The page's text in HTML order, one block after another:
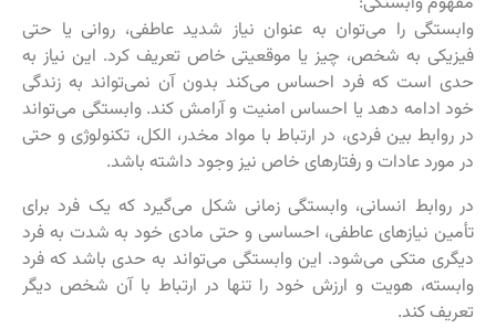
وابستگی را می‌توان به عنوان نیاز شدید عاطفی، روانی یا حتی
فیزیکی به شخص، چیز یا موقعیتی خاص تعریف کرد. این نیاز به
حدی است که فرد احساس می‌کند بدون آن نمی‌تواند به زندگی
خود ادامه دهد یا احساس امنیت و آرامش کند. وابستگی می‌تواند
در روابط بین فردی، در ارتباط با مواد مخدر، الکل، تکنولوژی و حتی
در مورد عادات و رفتارهای خاص نیز وجود داشته باشد.
در روابط انسانی، وابستگی زمانی شکل می‌گیرد که یک فرد برای
تأمین نیازهای عاطفی، احساسی و حتی مادی خود به شدت به فرد
دیگری متکی می‌شود. این وابستگی می‌تواند به حدی باشد که فرد
وابسته، هویت و ارزش خود را تنها در ارتباط با آن شخص دیگر
تعریف کند.